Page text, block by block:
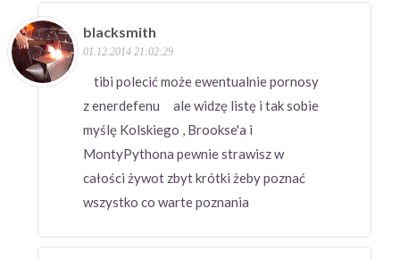
blacksmith
01.12.2014 21:02:29
tibi polecić może ewentualnie pornosy
z enerdefenu ale widzę listę i tak sobie
myślę Kolskiego , Brookse'a i
MontyPythona pewnie strawisz w
całości żywot zbyt krótki żeby poznać
wszystko co warte poznania